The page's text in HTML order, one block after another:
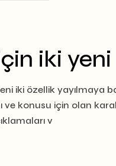
iki
iki özellik yayılmaya
ve konusu için olan
v